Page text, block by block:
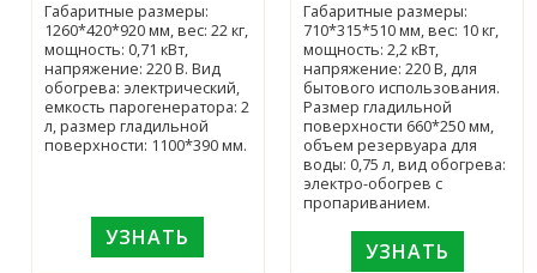
Габаритные размеры:
1260*420*920 мм, вес: 22 кг,
мощность: 0,71 кВт,
напряжение: 220 В. Вид
обогрева: электрический,
емкость парогенератора: 2
л, размер гладильной
поверхности: 1100*390 мм.
УЗНАТЬ
Габаритные размеры:
710*315*510 мм, вес: 10 кг,
мощность: 2,2 кВт,
напряжение: 220 В, для
бытового использования.
Размер гладильной
поверхности 660*250 мм,
объем резервуара для
воды: 0,75 л, вид обогрева:
электро-обогрев с
пропариванием.
УЗНАТЬ